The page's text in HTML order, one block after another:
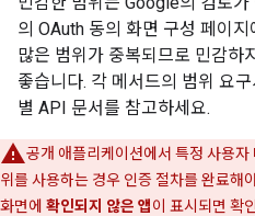
의 OAuth 동의 화면 구성 페이지
많은 범위가 중복되므로 민감하
좋습니다. 각 메서드의 범위 요
별 API 문서를 참고하세요.
공개 애플리케이션에서 특정 사용
위를 사용하는 경우 인증 절차를 완료해
화면에 확인되지 않은 앱이 표시되면 확